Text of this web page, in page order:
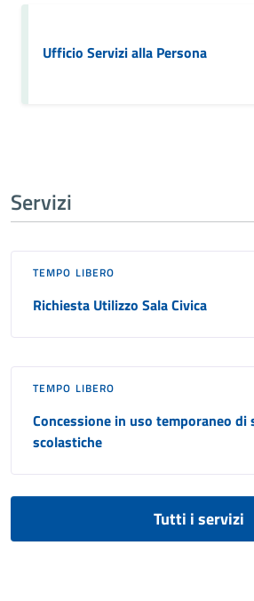
Ufficio Servizi alla Persona
Servizi
TEMPO LIBERO
Richiesta Utilizzo Sala Civica
TEMPO LIBERO
Concessione in uso temporaneo
scolastiche
Tutti i servizi